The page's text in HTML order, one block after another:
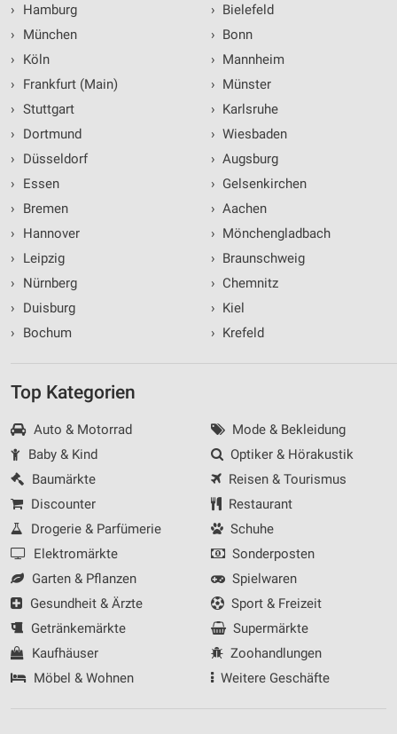
›
Hamburg
›
München
›
Köln
›
Frankfurt (Main)
› Stuttgart
›
Dortmund
›
Düsseldorf
›
Essen
›
Bremen
›
Hannover
›
Leipzig
›
Nürnberg
›
Duisburg
›
Bochum
› Bielefeld
› Bonn
› Mannheim
› Münster
› Karlsruhe
› Wiesbaden
› Augsburg
› Gelsenkirchen
› Aachen
› Mönchengladbach
› Braunschweig
› Chemnitz
› Kiel
› Krefeld
Top Kategorien
Auto & Motorrad
Baby & Kind
Baumärkte
Discounter
Drogerie & Parfümerie
Elektromärkte
Garten & Pflanzen
Gesundheit & Ärzte
Getränkemärkte
Kaufhäuser
Möbel & Wohnen
Mode & Bekleidung
Optiker & Hörakustik
Reisen & Tourismus
Restaurant
Schuhe
Sonderposten
Spielwaren
Sport & Freizeit
Supermärkte
Zoohandlungen
Weitere Geschäfte